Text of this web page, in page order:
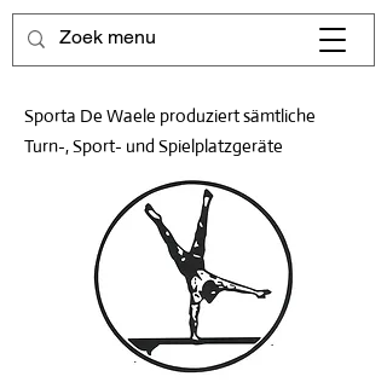
Sporta De Waele produziert sämtliche
Turn-, Sport- und Spielplatzgeräte